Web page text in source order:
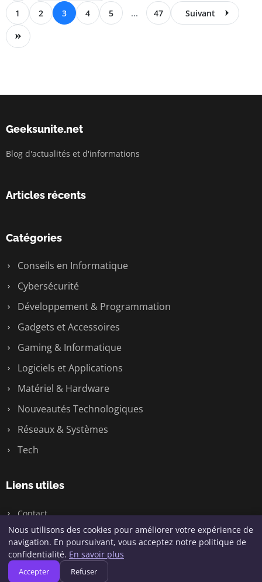
1 2 3 4 5 ... 47 Suivant
Geeksunite.net
Blog d'actualités et d'informations
Articles récents
Catégories
Conseils en Informatique
Cybersécurité
Développement & Programmation
Gadgets et Accessoires
Gaming & Informatique
Logiciels et Applications
Matériel & Hardware
Nouveautés Technologiques
Réseaux & Systèmes
Tech
Liens utiles
Contact
© 2026 Geeksunite.net. Tous droits réservés.
Nous utilisons des cookies pour améliorer votre expérience de
navigation. En poursuivant, vous acceptez notre politique de
confidentialité. En savoir plus
Accepter Refuser